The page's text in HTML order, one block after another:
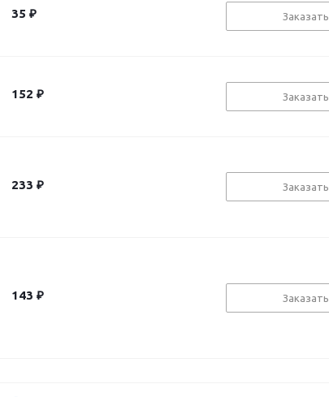
35 ₽ Заказать
152 ₽ Заказать
233 ₽ Заказать
143 ₽ Заказать